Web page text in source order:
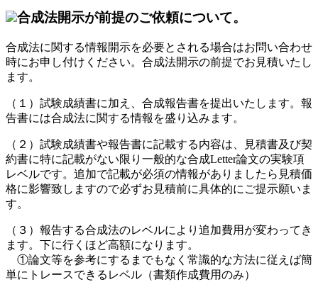
合成法開示が前提のご依頼について。
合成法に関する情報開示を必要とされる場合はお問い合わせ
時にお申し付けください。合成法開示の前提でお見積いたし
ます。
（１）試験成績書に加え、合成報告書を提出いたします。報
告書には合成法に関する情報を盛り込みます。
（２）試験成績書や報告書に記載する内容は、見積書及び契
約書に特に記載がない限り一般的な合成Letter論文の実験項
レベルです。追加で記載が必須の情報がありましたら見積価
格に影響致しますので必ずお見積前に具体的にご提示願いま
す。
（３）報告する合成法のレベルにより追加費用が変わってき
ます。下に行くほど高額になります。
①論文等を参考にするまでもなく常識的な方法に従えば簡
単にトレースできるレベル（書類作成費用のみ）